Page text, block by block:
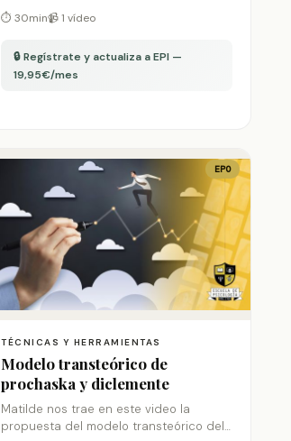
te mandamos el dossier.
⏱ 30min📹 1 vídeo
🔒 Regístrate y actualiza a EPI —
19,95€/mes
EPO
TÉCNICAS Y HERRAMIENTAS
Modelo transteórico de
prochaska y diclemente
Matilde nos trae en este video la
propuesta del modelo transteórico del